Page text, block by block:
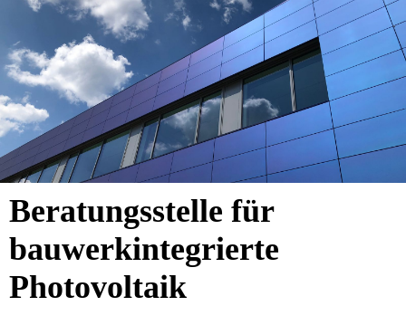
Beratungsstelle für
bauwerkintegrierte
Photovoltaik